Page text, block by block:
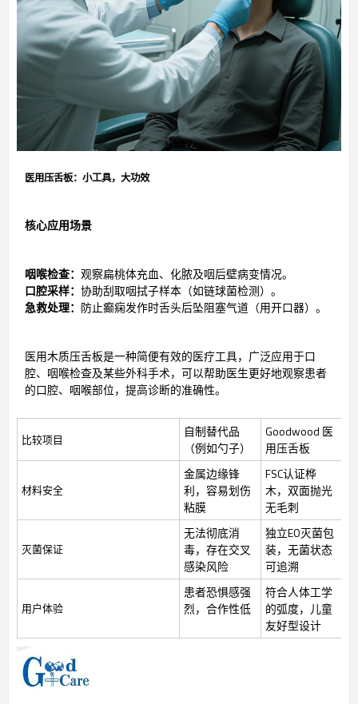
医用压舌板：小工具，大功效
核心应用场景
咽喉检查： 观察扁桃体充血、化脓及咽后壁病变情况。
口腔采样： 协助刮取咽拭子样本（如链球菌检测）。
急救处理： 防止癫痫发作时舌头后坠阻塞气道（用开口器）。
医用木质压舌板是一种简便有效的医疗工具，广泛应用于口
腔、咽喉检查及某些外科手术，可以帮助医生更好地观察患者
的口腔、咽喉部位，提高诊断的准确性。
比较项目
自制替代品
（例如勺子）
Goodwood 医
用压舌板
材料安全
金属边缘锋
利，容易划伤
粘膜
FSC认证桦
木，双面抛光
无毛刺
灭菌保证
无法彻底消
毒，存在交叉
感染风险
独立EO灭菌包
装，无菌状态
可追溯
用户体验
患者恐惧感强
烈，合作性低
符合人体工学
的弧度，儿童
友好型设计